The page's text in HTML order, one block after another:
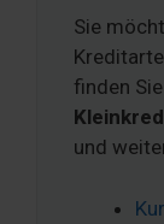
Sie
finden
und